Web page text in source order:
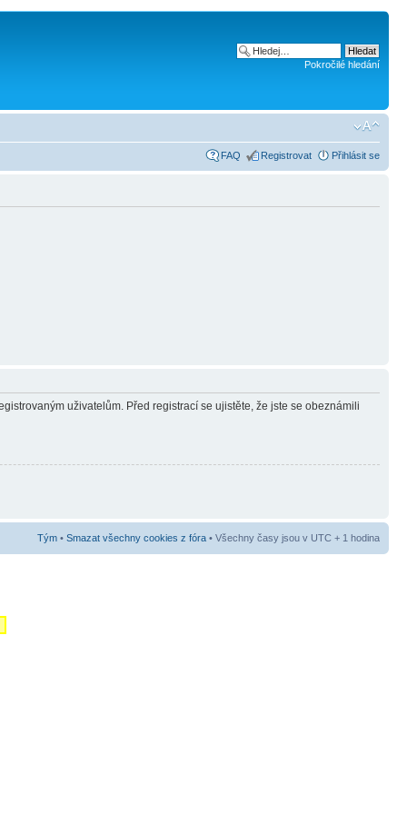
Pokročilé hledání
FAQ Registrovat Přihlásit se
uživatelům. Před registrací se ujistěte, že jste se obeznámili
Tým • Smazat všechny cookies z fóra • Všechny časy jsou v UTC + 1 hodina